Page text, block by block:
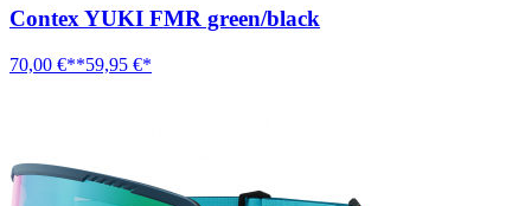
Contex YUKI FMR green/black
70,00 €**59,95 €*